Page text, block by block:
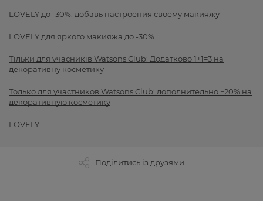
LOVELY до -30%: добавь настроения своему макияжу
LOVELY для яркого макияжа до -30%
Тільки для учасників Watsons Club: Додатково 1+1=3 на
декоративну косметику
Только для участников Watsons Club: дополнительно −20% на
декоративную косметику
LOVELY
Поділитись із друзями